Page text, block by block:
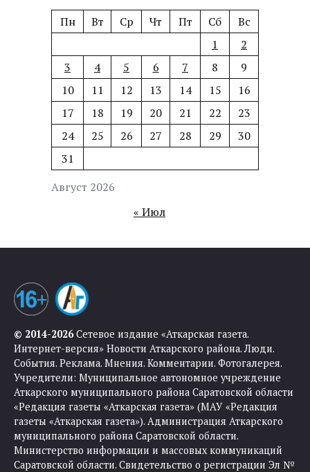
Август 2026
Пн Вт Ср Чт Пт Сб
Вс
1
2
3
4 5 6 7 8
9
10
11 12 13 14 15
16
17
18 19 20 21 22
23
24
25 26 27 28 29
30
31
« Июл
© 2014-2026Сетевое издание «Аткарская газета.
Интернет-версия» Новости Аткарского района. Люди.
События. Реклама. Мнения. Комментарии. Фотогалерея.
Учредители: Муниципальное автономное учреждение
Аткарского муниципального района Саратовской области
«Редакция газеты «Аткарская газета» (МАУ «Редакция
газеты «Аткарская газета»). Администрация Аткарского
муниципального района Саратовской области.
Министерство информации и массовых коммуникаций
Саратовской области. Свидетельство о регистрации Эл №